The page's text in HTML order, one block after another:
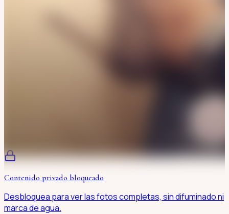
Contenido privado bloqueado
Desbloquea para ver las fotos completas, sin difuminado ni
marca de agua.